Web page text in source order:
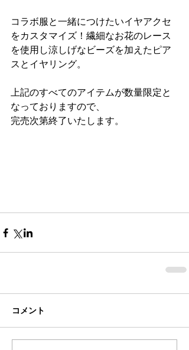
コラボ服と一緒につけたいイヤアクセ
をカスタマイズ！繊細なお花のレース
を使用し涼しげなビーズを加えたピア
スとイヤリング。
上記のすべてのアイテムが数量限定と
なっておりますので、
完売次第終了いたします。
コメント